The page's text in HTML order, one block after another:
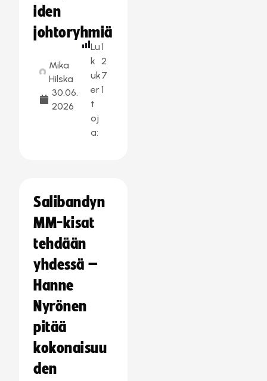
iden
johtoryhmiä
Mika
Hilska
30.06.
2026
Lu
k
uk
er
t
oj
a:
1
2
7
1
Salibandyn
MM-kisat
tehdään
yhdessä –
Hanne
Nyrönen
pitää
kokonaisuu
den